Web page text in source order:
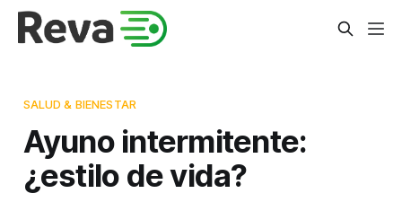
SALUD & BIENESTAR
Ayuno intermitente:
¿estilo de vida?